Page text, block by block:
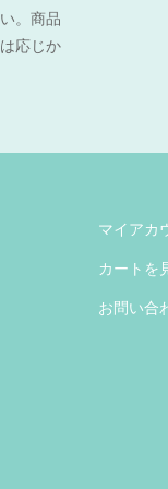
。商品
応じか
マイアカ
カートを
お問い合